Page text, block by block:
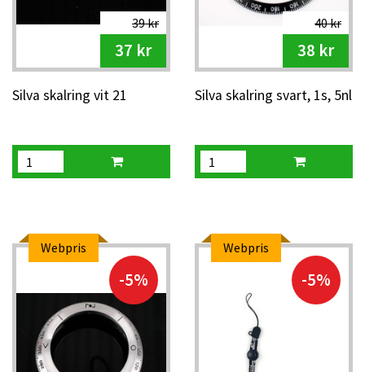
39 kr
37 kr
Silva skalring vit 21
40 kr
38 kr
Silva skalring svart, 1s, 5nl
Webpris
-5%
Webpris
-5%